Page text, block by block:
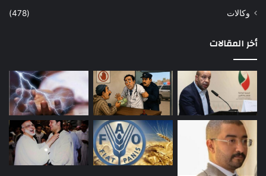
وكالات
(478)
أخر المقالات